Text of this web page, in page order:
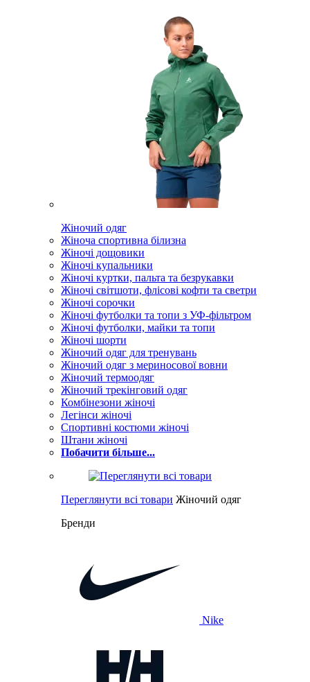
Жіночий одяг
Жіноча спортивна білизна
Жіночі дощовики
Жіночі купальники
Жіночі куртки, пальта та безрукавки
Жіночі світшоти, флісові кофти та светри
Жіночі сорочки
Жіночі футболки та топи з УФ-фільтром
Жіночі футболки, майки та топи
Жіночі шорти
Жіночий одяг для тренувань
Жіночий одяг з мериносової вовни
Жіночий термоодяг
Жіночий трекінговий одяг
Комбінезони жіночі
Легінси жіночі
Спортивні костюми жіночі
Штани жіночі
Побачити більше...
Переглянути всі товари Жіночий одяг
Бренди
Nike